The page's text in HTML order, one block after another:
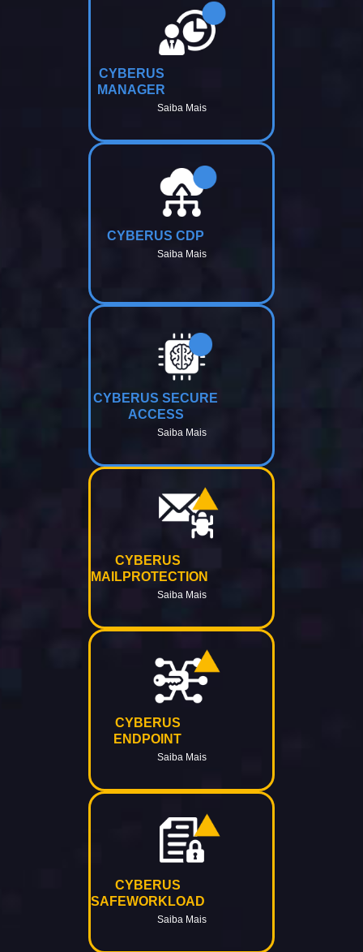
CYBERUS
MANAGER
Saiba Mais
CYBERUS CDP
Saiba Mais
CYBERUS SECURE
ACCESS
Saiba Mais
CYBERUS
MAILPROTECTION
Saiba Mais
CYBERUS
ENDPOINT
Saiba Mais
CYBERUS
SAFEWORKLOAD
Saiba Mais